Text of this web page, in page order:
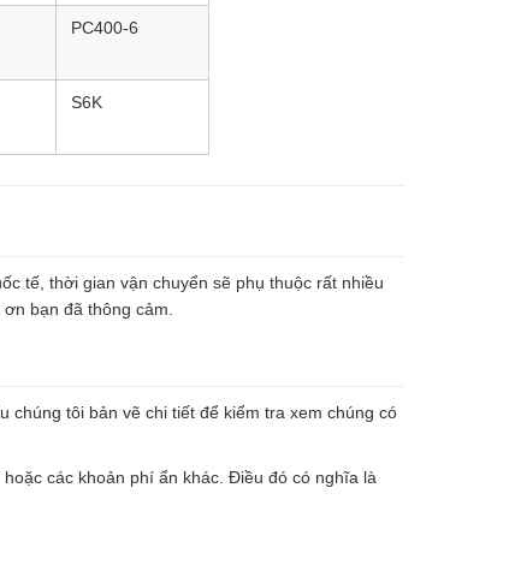
PC400-6
S6K
tế, thời gian vận chuyển sẽ phụ thuộc rất nhiều
bạn đã thông cảm.
tôi bản vẽ chi tiết để kiểm tra xem chúng có
các khoản phí ẩn khác. Điều đó có nghĩa là